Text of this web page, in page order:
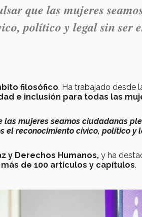
que las mujeres
político y legal sin ser
filosófico. Ha trabajado desde
e inclusión para todas las
las mujeres seamos ciudadanas
el reconocimiento cívico, político y
y Derechos Humanos, y ha
más de 100 artículos y capítulos.